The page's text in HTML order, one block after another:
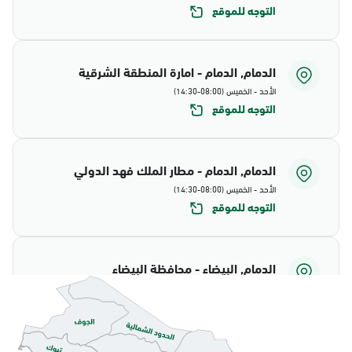
التوجه للموقع
الدمام, الدمام - امارة المنطقة الشرقية
الأحد - الخميس (08:00-14:30)
التوجه للموقع
الدمام, الدمام - مطار الملك فهد الدولي
الأحد - الخميس (08:00-14:30)
التوجه للموقع
الدمام, البيضاء - محافظة البيضاء